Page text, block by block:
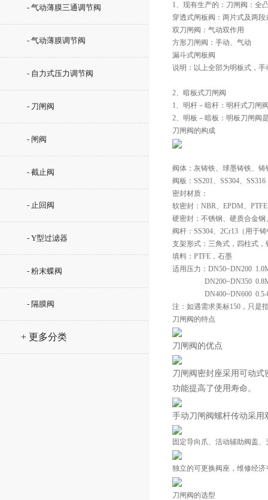
- 气动薄膜三通调节阀
- 气动薄膜调节阀
- 自力式压力调节阀
- 刀闸阀
- 闸阀
- 截止阀
- 止回阀
- Y型过滤器
- 粉末蝶阀
- 隔膜阀
+ 更多分类
1、现有生产的：刀闸阀：全
穿透式闸板阀：两片式及两
双刀闸阀：气动双作用
方形刀闸阀：手动、气动
漏斗式闸板阀
说明：以上全部为明板式，
2、暗板式刀闸阀
1、明杆－暗杆：明杆式刀闸
2、明板－暗板：明板刀闸阀
刀闸阀的构成
阀体：灰铸铁、球墨铸铁、
阀板：SS201、SS304、
密封材质：
软密封：NBR、EPDM、
硬密封：不锈钢、硬质合金钢
阀杆：SS304、2Cr13（用于
支架形式：三角式，四柱式，
填料：PTFE，石墨
适用压力：DN50~DN200
DN200~DN350
DN400~DN600  0.5-
注：如遇需求美标150，只是
刀闸阀的特点
刀闸阀的优点
刀闸阀密封座采用可动
功能提高了使用寿命。
手动刀闸阀螺杆传动采用
固定导向爪、活动辅助阀盖
独立的可更换阀座，维修经济
刀闸阀的选型